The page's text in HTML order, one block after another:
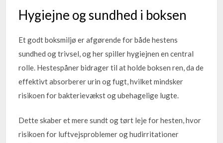
Hygiejne og sundhed i boksen
Et godt boksmiljø er afgørende for både hestens
sundhed og trivsel, og her spiller hygiejnen en central
rolle. Hestespåner bidrager til at holde boksen ren, da de
effektivt absorberer urin og fugt, hvilket mindsker
risikoen for bakterievækst og ubehagelige lugte.
Dette skaber et mere sundt og tørt leje for hesten, hvor
risikoen for luftvejsproblemer og hudirritationer